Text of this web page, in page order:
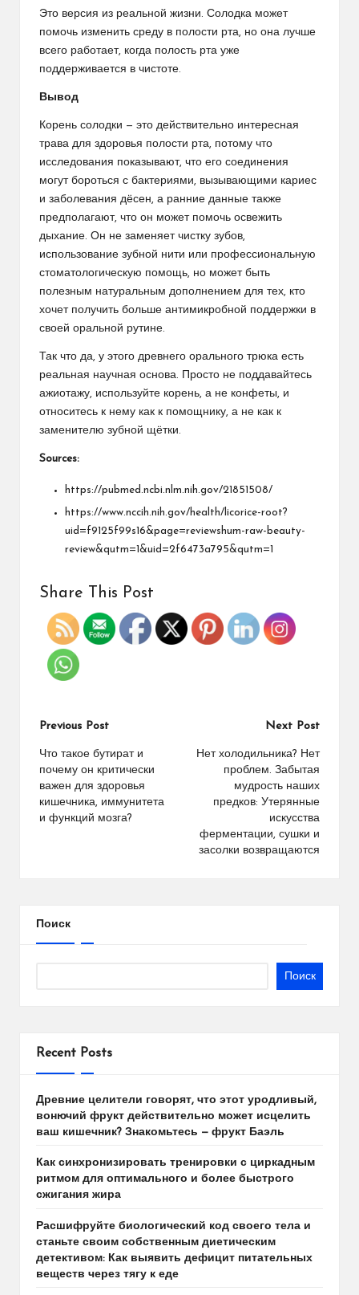
Это версия из реальной жизни. Солодка может
помочь изменить среду в полости рта, но она лучше
всего работает, когда полость рта уже
поддерживается в чистоте.
Вывод
Корень солодки — это действительно интересная
трава для здоровья полости рта, потому что
исследования показывают, что его соединения
могут бороться с бактериями, вызывающими кариес
и заболевания дёсен, а ранние данные также
предполагают, что он может помочь освежить
дыхание. Он не заменяет чистку зубов,
использование зубной нити или профессиональную
стоматологическую помощь, но может быть
полезным натуральным дополнением для тех, кто
хочет получить больше антимикробной поддержки в
своей оральной рутине.
Так что да, у этого древнего орального трюка есть
реальная научная основа. Просто не поддавайтесь
ажиотажу, используйте корень, а не конфеты, и
относитесь к нему как к помощнику, а не как к
заменителю зубной щётки.
Sources:
https://pubmed.ncbi.nlm.nih.gov/21851508/
https://www.nccih.nih.gov/health/licorice-root?
uid=f9125f99s16&page=reviewshum-raw-beauty-
review&qutm=1&uid=2f6473a795&qutm=1
Share This Post
Previous Post
Что такое бутират и
почему он критически
важен для здоровья
кишечника, иммунитета
и функций мозга?
Next Post
Нет холодильника? Нет
проблем. Забытая
мудрость наших
предков: Утерянные
искусства
ферментации, сушки и
засолки возвращаются
Поиск
Поиск
Recent Posts
Древние целители говорят, что этот уродливый,
вонючий фрукт действительно может исцелить
ваш кишечник? Знакомьтесь — фрукт Баэль
Как синхронизировать тренировки с циркадным
ритмом для оптимального и более быстрого
сжигания жира
Расшифруйте биологический код своего тела и
станьте своим собственным диетическим
детективом: Как выявить дефицит питательных
веществ через тягу к еде